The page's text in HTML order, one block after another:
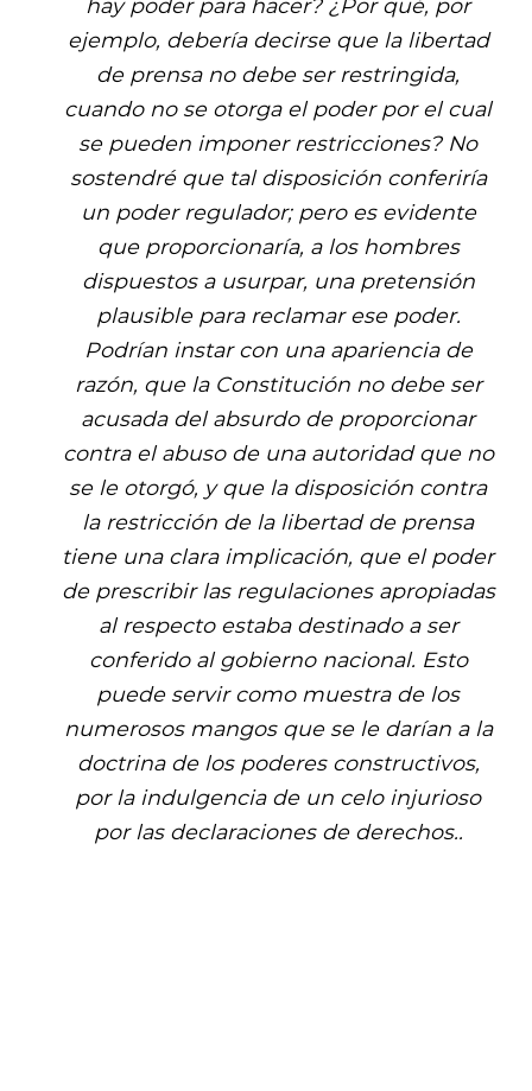
hay poder para hacer? ¿Por qué, por
ejemplo, debería decirse que la libertad
de prensa no debe ser restringida,
cuando no se otorga el poder por el cual
se pueden imponer restricciones? No
sostendré que tal disposición conferiría
un poder regulador; pero es evidente
que proporcionaría, a los hombres
dispuestos a usurpar, una pretensión
plausible para reclamar ese poder.
Podrían instar con una apariencia de
razón, que la Constitución no debe ser
acusada del absurdo de proporcionar
contra el abuso de una autoridad que no
se le otorgó, y que la disposición contra
la restricción de la libertad de prensa
tiene una clara implicación, que el poder
de prescribir las regulaciones apropiadas
al respecto estaba destinado a ser
conferido al gobierno nacional. Esto
puede servir como muestra de los
numerosos mangos que se le darían a la
doctrina de los poderes constructivos,
por la indulgencia de un celo injurioso
por las declaraciones de derechos..